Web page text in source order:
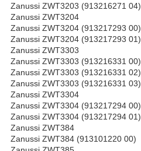
Zanussi ZWT3203 (913216271 04)
Zanussi ZWT3204
Zanussi ZWT3204 (913217293 00)
Zanussi ZWT3204 (913217293 01)
Zanussi ZWT3303
Zanussi ZWT3303 (913216331 00)
Zanussi ZWT3303 (913216331 02)
Zanussi ZWT3303 (913216331 03)
Zanussi ZWT3304
Zanussi ZWT3304 (913217294 00)
Zanussi ZWT3304 (913217294 01)
Zanussi ZWT384
Zanussi ZWT384 (913101220 00)